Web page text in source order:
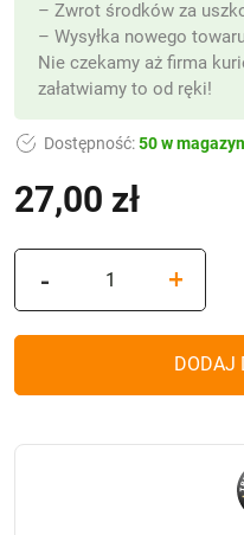
27,00 zł
Dostępność:50 w
– Zwrot środków za
– Wysyłka nowego
Nie czekamy aż firma
załatwiamy to od ręki!
-
Znicz
+
DODAJ